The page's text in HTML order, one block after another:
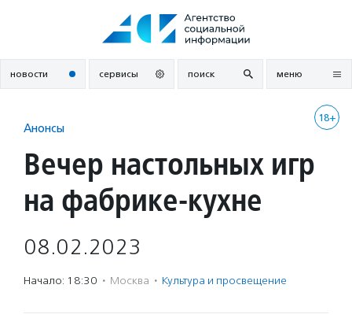
новости сервисы поиск меню
18+
Анонсы
Вечер настольных игр
на фабрике-кухне
08.02.2023
Начало: 18:30 · Москва · Культура и просвещение